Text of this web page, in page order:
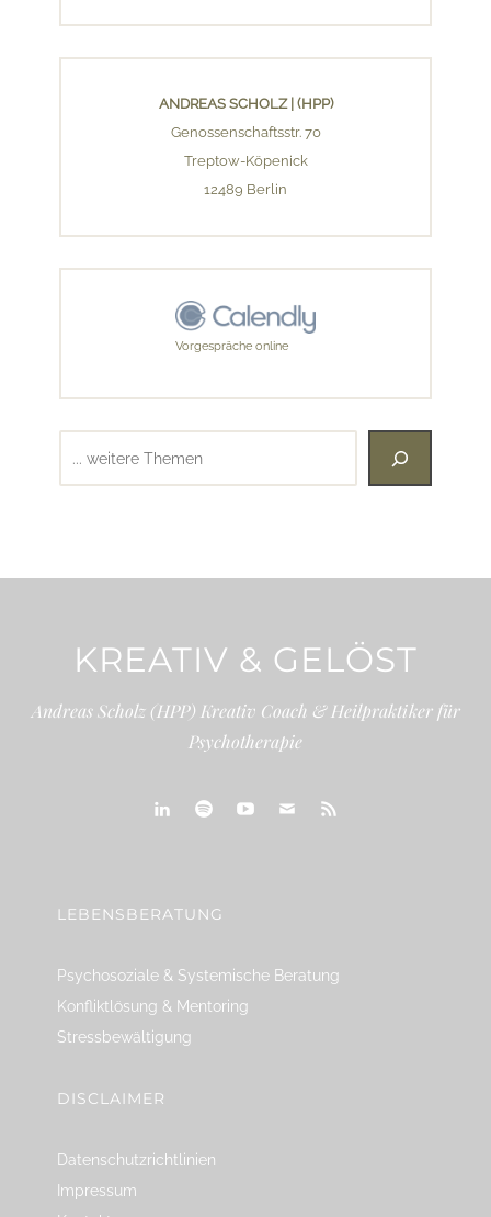
ANDREAS SCHOLZ | (HPP)
Genossenschaftsstr. 70
Treptow-Köpenick
12489 Berlin
Vorgespräche online
KREATIV & GELÖST
Andreas Scholz (HPP) Kreativ Coach & Heilpraktiker für
Psychotherapie
LEBENSBERATUNG
Psychosoziale & Systemische Beratung
Konfliktlösung & Mentoring
Stressbewältigung
DISCLAIMER
Datenschutzrichtlinien
Impressum